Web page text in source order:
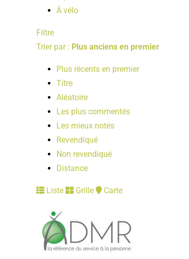
À vélo
Filtre
Trier par : Plus anciens en premier
Plus récents en premier
Titre
Aléatoire
Les plus commentés
Les mieux notés
Revendiqué
Non revendiqué
Distance
Liste Grille Carte